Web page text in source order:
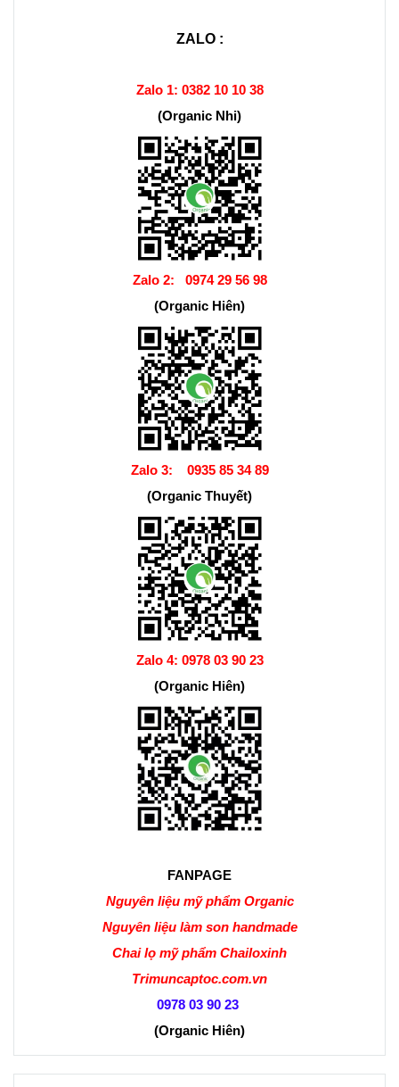
ZALO :
Zalo 1: 0382 10 10 38
(Organic Nhi)
Zalo 2: 0974 29 56 98
(Organic Hiên)
Zalo 3: 0935 85 34 89
(Organic Thuyết)
Zalo 4: 0978 03 90 23
(Organic Hiên)
FANPAGE
Nguyên liệu mỹ phẩm Organic
Nguyên liệu làm son handmade
Chai lọ mỹ phẩm Chailoxinh
Trimuncaptoc.com.vn
0978 03 90 23
(Organic Hiên)